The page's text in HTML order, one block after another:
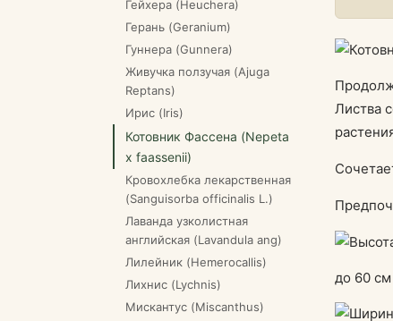
Гейхера (Heuchera)
Герань (Geranium)
Гуннера (Gunnera)
Живучка ползучая (Ajuga
Reptans)
Ирис (Iris)
Котовник Фассена (Nepeta
x faassenii)
Кровохлебка лекарственная
(Sanguisorba officinalis L.)
Лаванда узколистная
английская (Lavandula ang)
Лилейник (Hemerocallis)
Лихнис (Lychnis)
Мискантус (Miscanthus)
Листва
до 60 см